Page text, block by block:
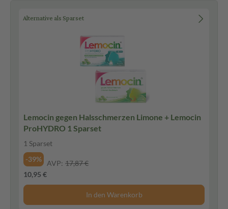
Alternative als Sparset
Lemocin gegen Halsschmerzen Limone + Lemocin
ProHYDRO 1 Sparset
1 Sparset
-39%
AVP: 17,87 €
10,95 €
In den Warenkorb